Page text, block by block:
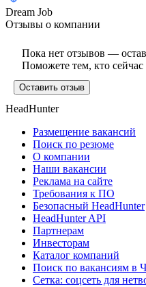
Dream Job
Отзывы о компании
Пока нет отзывов —
Поможете тем, кто
Оставить отзыв
HeadHunter
Размещение вакансий
Поиск по резюме
О компании
Наши вакансии
Реклама на сайте
Требования к ПО
Безопасный HeadHunter
HeadHunter API
Партнерам
Инвесторам
Каталог компаний
Поиск по вакансиям в
Сетка: соцсеть для